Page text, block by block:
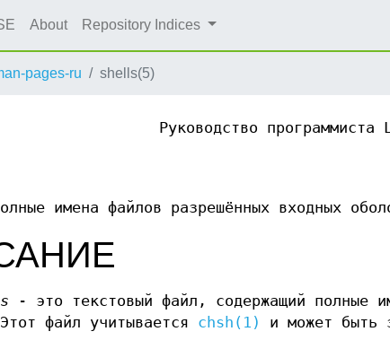
About Repository Indices
pages-ru shells(5)
Руководство программиста
имена файлов разрешённых входных
- это текстовый файл, содержащий полные
файл учитывается chsh(1) и может быть